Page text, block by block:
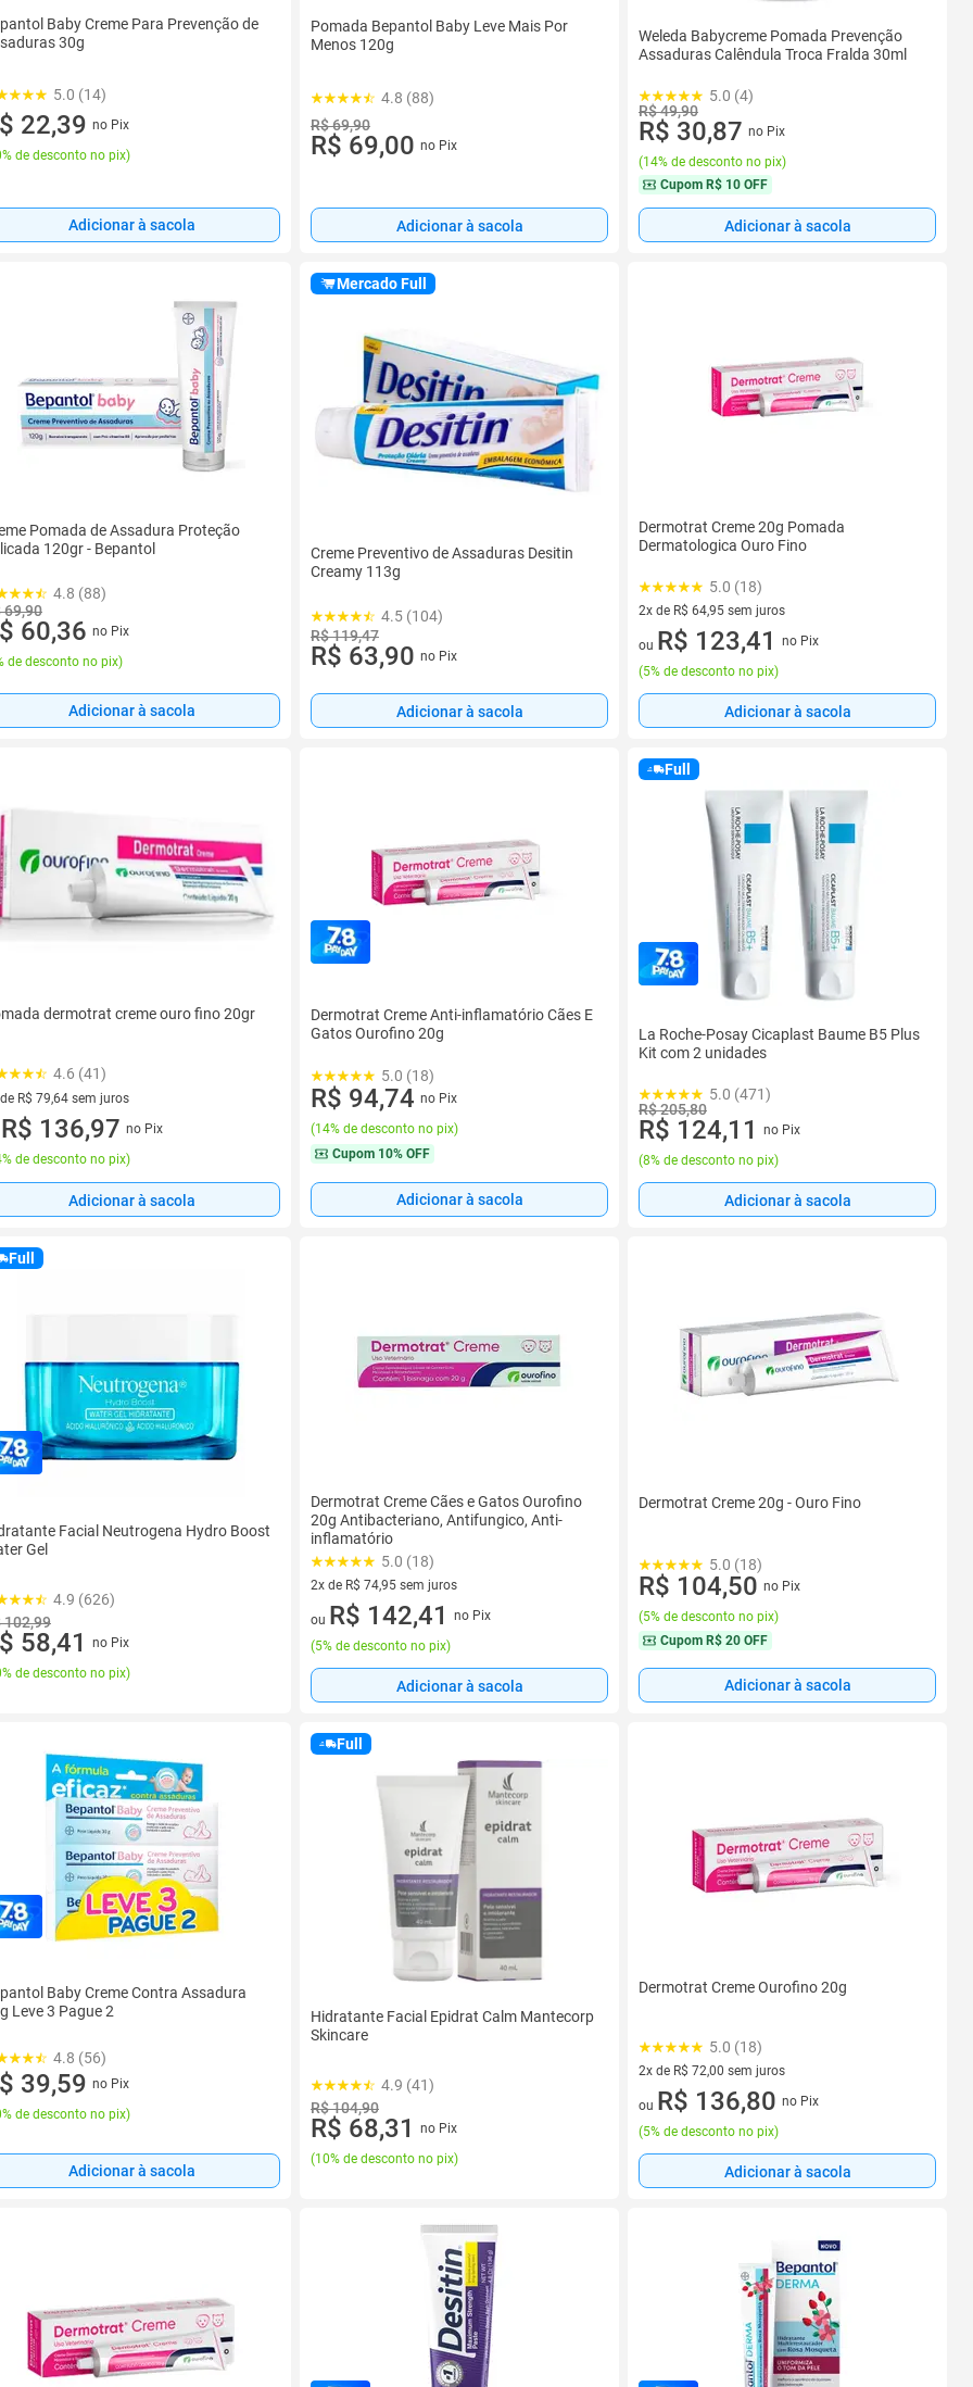
Baby Creme Para Prevenção de
30g
5.0 (14)
22,39 no Pix
de desconto no pix)
Adicionar à sacola
Pomada Bepantol Baby Leve Mais Por
Menos 120g
4.8 (88)
R$ 69,90
R$ 69,00 no Pix
Adicionar à sacola
Weleda Babycreme Pomada Prevenção
Assaduras Calêndula Troca Fralda 30ml
5.0 (4)
R$ 49,90
R$ 30,87 no Pix
(14% de desconto no pix)
Cupom R$ 10 OFF
Adicionar à sacola
Pomada de Assadura Proteção
120gr - Bepantol
4.8 (88)
69,90
60,36 no Pix
de desconto no pix)
Adicionar à sacola
Mercado Full
Creme Preventivo de Assaduras Desitin
Creamy 113g
4.5 (104)
R$ 119,47
R$ 63,90 no Pix
Adicionar à sacola
Dermotrat Creme 20g Pomada
Dermatologica Ouro Fino
5.0 (18)
2x de R$ 64,95 sem juros
2 vez de R$ 64,95 sem juros
ou R$ 123,41
no Pix
(5% de desconto no pix)
Adicionar à sacola
dermotrat creme ouro fino 20gr
4.6 (41)
R$ 79,64 sem juros
de R$ 79,64 sem juros
R$ 136,97 no Pix
de desconto no pix)
Adicionar à sacola
Dermotrat Creme Anti-inflamatório Cães E
Gatos Ourofino 20g
5.0 (18)
R$ 94,74 no Pix
(14% de desconto no pix)
Cupom 10% OFF
Adicionar à sacola
Full
La Roche-Posay Cicaplast Baume B5 Plus
Kit com 2 unidades
5.0 (471)
R$ 205,80
R$ 124,11
no Pix
(8% de desconto no pix)
Adicionar à sacola
Full
Facial Neutrogena Hydro Boost
Gel
4.9 (626)
102,99
58,41
no Pix
de desconto no pix)
Dermotrat Creme Cães e Gatos Ourofino
20g Antibacteriano, Antifungico, Anti-
inflamatório
5.0 (18)
2x de R$ 74,95 sem juros
2 vez de R$ 74,95 sem juros
ou R$ 142,41
no Pix
(5% de desconto no pix)
Adicionar à sacola
Dermotrat Creme 20g - Ouro Fino
5.0 (18)
R$ 104,50 no Pix
(5% de desconto no pix)
Cupom R$ 20 OFF
Adicionar à sacola
Baby Creme Contra Assadura
Leve 3 Pague 2
4.8 (56)
39,59 no Pix
de desconto no pix)
Adicionar à sacola
Full
Hidratante Facial Epidrat Calm Mantecorp
Skincare
4.9 (41)
R$ 104,90
R$ 68,31
no Pix
(10% de desconto no pix)
Dermotrat Creme Ourofino 20g
5.0 (18)
2x de R$ 72,00 sem juros
2 vez de R$ 72,00 sem juros
ou R$ 136,80 no Pix
(5% de desconto no pix)
Adicionar à sacola